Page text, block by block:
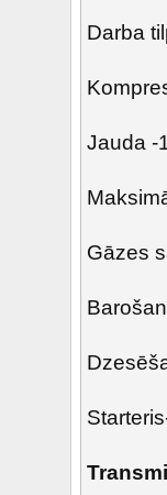
Darba
Jauda -
Gāzes